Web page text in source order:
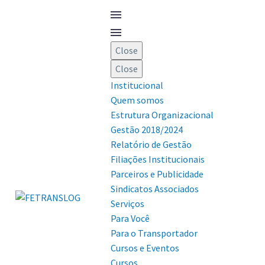
Close
Close
Institucional
Quem somos
Estrutura Organizacional
Gestão 2018/2024
Relatório de Gestão
Filiações Institucionais
Parceiros e Publicidade
Sindicatos Associados
Serviços
Para Você
Para o Transportador
Cursos e Eventos
Cursos